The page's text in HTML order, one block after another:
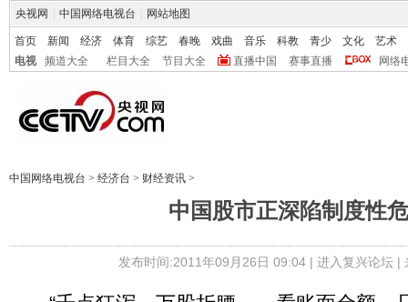
央视网 中国网络电视台 网站地图
首页 新闻 经济 体育 综艺 春晚 戏曲 音乐 科教 青少 文化
艺术
电视
频道大全 栏目大全 节目大全 直播中国 赛事直播 网络
中国网络电视台 > 经济台 > 财经资讯 >
中国股市正深陷制度性
发布时间:2011年09月26日 09:04 | 进入复兴论坛|